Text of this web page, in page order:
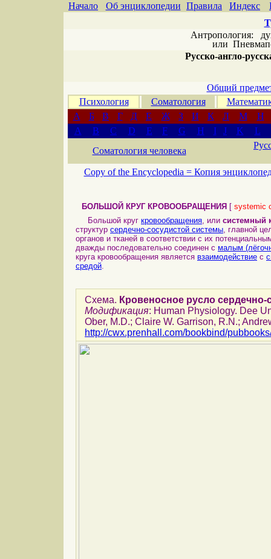
Начало Об энциклопедии Правила Индекс
Антропология:
или
Русско-англо-
Общий
Психология
Соматология
А
Б В Г Д Е Ж З И К Л М
Н
A
B C D E F G H I J K
L
Соматология человека
Copy of the Encyclopedia = Копия
БОЛЬШОЙ КРУГ КРОВООБРАЩЕНИЯ [ systemic
Большой круг кровообращения, или системный
структур сердечно-сосудистой системы, главной
органов и тканей в соответствии с их
дважды последовательно соединен с малым
круга кровообращения является взаимодействие с
средой.
Схема. Кровеносное русло
Модификация: Human Physiology. Dee
Ober, M.D.; Claire W. Garrison, R.N.;
http://cwx.prenhall.com/bookbind/